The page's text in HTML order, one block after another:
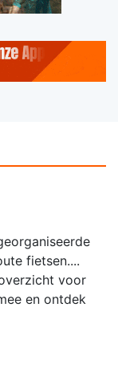
fietsen....
voor
en ontdek